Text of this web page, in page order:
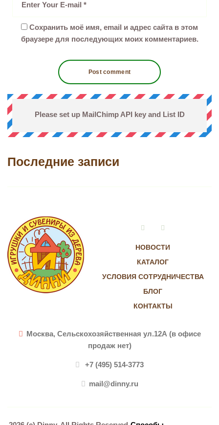
Сохранить моё имя, email и адрес сайта в этом
браузере для последующих моих комментариев.
Please set up MailChimp API key and List ID
Последние записи
НОВОСТИ
КАТАЛОГ
УСЛОВИЯ СОТРУДНИЧЕСТВА
БЛОГ
КОНТАКТЫ
VkontakteInstagram
Москва, Сельскохозяйственная ул.12А (в офисе
продаж нет)
+7 (495) 514-3773
mail@dinny.ru